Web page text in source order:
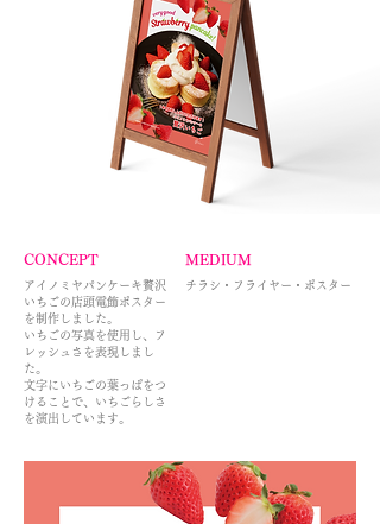
CONCEPT MEDIUM
​アイノミヤパンケーキ贅沢
いちごの店頭電飾ポスター
を制作しました。
いちごの写真を使用し、フ
レッシュさを表現しまし
た。
​文字にいちごの葉っぱをつ
けることで、いちごらしさ
を演出しています。
チラシ・フライヤー・ポスター